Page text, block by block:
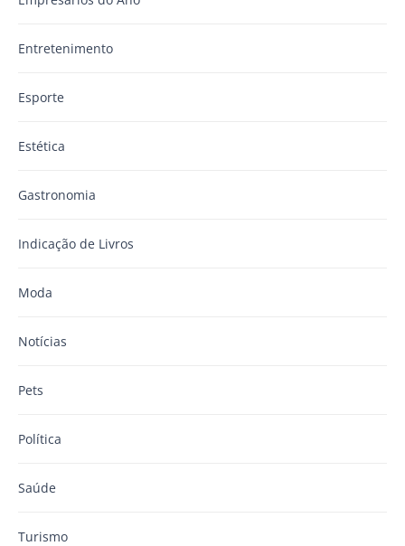
Entretenimento
Esporte
Estética
Gastronomia
Indicação de Livros
Moda
Notícias
Pets
Política
Saúde
Turismo